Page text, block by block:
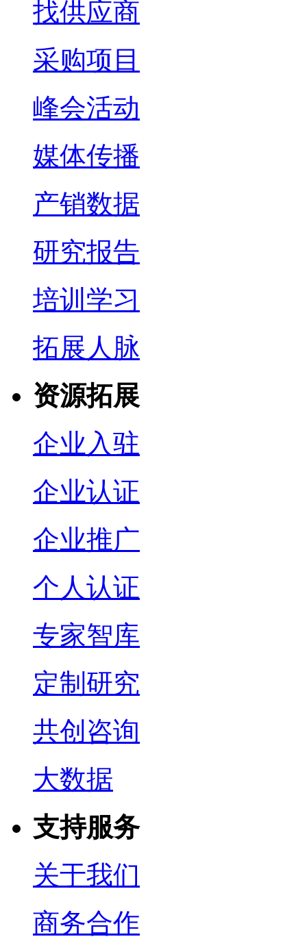
找供应商
采购项目
峰会活动
媒体传播
产销数据
研究报告
培训学习
拓展人脉
资源拓展
企业入驻
企业认证
企业推广
个人认证
专家智库
定制研究
共创咨询
大数据
支持服务
关于我们
商务合作